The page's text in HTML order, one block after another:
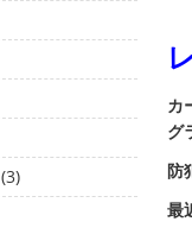
カ
グ
防
最
(3)